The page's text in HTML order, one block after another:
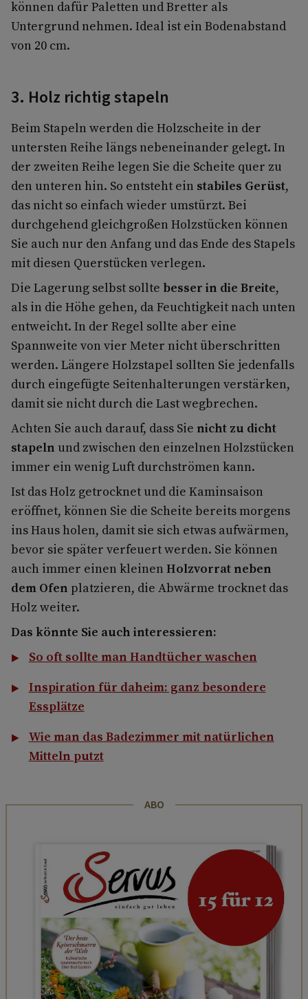
können dafür Paletten und Bretter als
Untergrund nehmen. Ideal ist ein Bodenabstand
von 20 cm.
3. Holz richtig stapeln
Beim Stapeln werden die Holzscheite in der
untersten Reihe längs nebeneinander gelegt. In
der zweiten Reihe legen Sie die Scheite quer zu
den unteren hin. So entsteht ein stabiles Gerüst,
das nicht so einfach wieder umstürzt. Bei
durchgehend gleichgroßen Holzstücken können
Sie auch nur den Anfang und das Ende des Stapels
mit diesen Querstücken verlegen.
Die Lagerung selbst sollte besser in die Breite,
als in die Höhe gehen, da Feuchtigkeit nach unten
entweicht. In der Regel sollte aber eine
Spannweite von vier Meter nicht überschritten
werden. Längere Holzstapel sollten Sie jedenfalls
durch eingefügte Seitenhalterungen verstärken,
damit sie nicht durch die Last wegbrechen.
Achten Sie auch darauf, dass Sie nicht zu dicht
stapeln und zwischen den einzelnen Holzstücken
immer ein wenig Luft durchströmen kann.
Ist das Holz getrocknet und die Kaminsaison
eröffnet, können Sie die Scheite bereits morgens
ins Haus holen, damit sie sich etwas aufwärmen,
bevor sie später verfeuert werden. Sie können
auch immer einen kleinen Holzvorrat neben
dem Ofen platzieren, die Abwärme trocknet das
Holz weiter.
Das könnte Sie auch interessieren:
So oft sollte man Handtücher waschen
Inspiration für daheim: ganz besondere
Essplätze
Wie man das Badezimmer mit natürlichen
Mitteln putzt
ABO